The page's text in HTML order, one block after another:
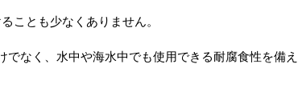
ことも少なくありません。
でなく、水中や海水中でも使用できる耐腐食性を備え